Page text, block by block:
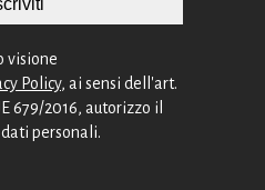
visione
Policy, ai sensi dell'art.
679/2016, autorizzo il
personali.